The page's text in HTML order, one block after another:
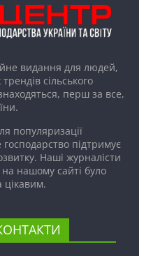
видання для людей,
сільського
перш за все,
популяризації
підтримує
Наші журналісти
нашому сайті було